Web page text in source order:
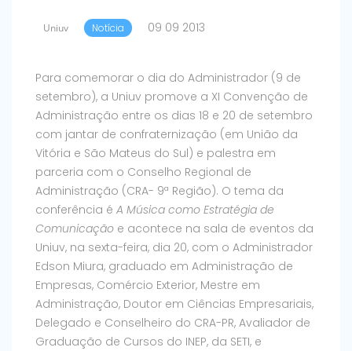
Uniuv Notícia 09 09 2013
Para comemorar o dia do Administrador (9 de
setembro), a Uniuv promove a XI Convenção de
Administração entre os dias 18 e 20 de setembro
com jantar de confraternização (em União da
Vitória e São Mateus do Sul) e palestra em
parceria com o Conselho Regional de
Administração (CRA- 9ª Região). O tema da
conferência é A Música como Estratégia de
Comunicação e acontece na sala de eventos da
Uniuv, na sexta-feira, dia 20, com o Administrador
Edson Miura, graduado em Administração de
Empresas, Comércio Exterior, Mestre em
Administração, Doutor em Ciências Empresariais,
Delegado e Conselheiro do CRA-PR, Avaliador de
Graduação de Cursos do INEP, da SETI, e